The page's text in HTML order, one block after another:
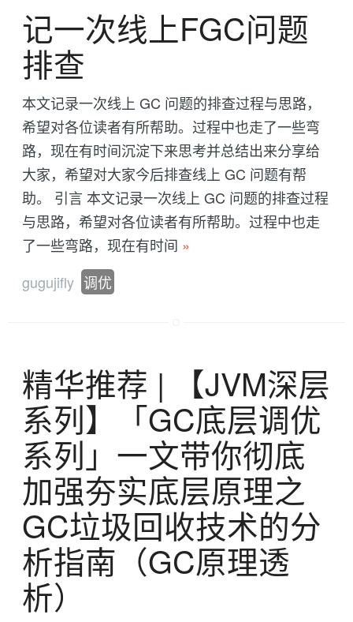
记一次线上FGC问题
排查
本文记录一次线上 GC 问题的排查过程与思路，
希望对各位读者有所帮助。过程中也走了一些弯
路，现在有时间沉淀下来思考并总结出来分享给
大家，希望对大家今后排查线上 GC 问题有帮
助。 引言 本文记录一次线上 GC 问题的排查过程
与思路，希望对各位读者有所帮助。过程中也走
了一些弯路，现在有时间 »
gugujifly 调优
精华推荐 | 【JVM深层
系列】「GC底层调优
系列」一文带你彻底
加强夯实底层原理之
GC垃圾回收技术的分
析指南（GC原理透
析）